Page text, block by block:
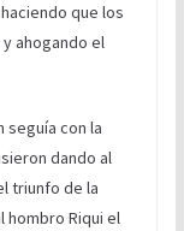
que los
ahogando el
seguía con la
dando al
triunfo de la
hombro Riqui el